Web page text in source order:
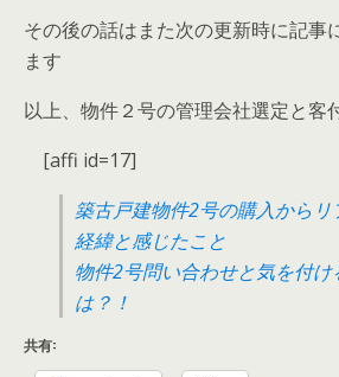
その後の話はまた次の更新時に記事
ます
以上、物件２号の管理会社選定と客
[affi id=17]
築古戸建物件2号の購入から
経緯と感じたこと
物件2号問い合わせと気を付け
は？！
共有: